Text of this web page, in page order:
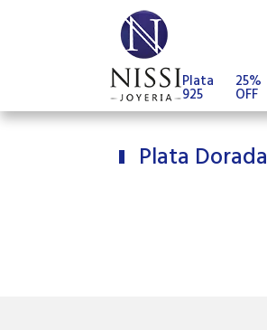
Plata
925
25%
OFF
Plata Dorada